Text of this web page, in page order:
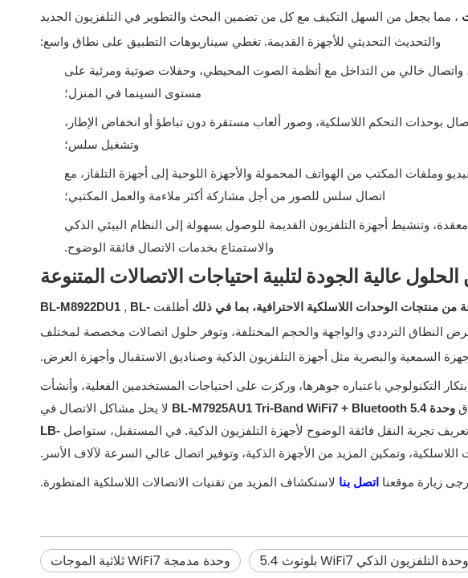
، مما يجعل من السهل التكيف مع كل من تضمين البحث والتطوير في التلفزيون الجديد
والتحديث التحديثي للأجهزة القديمة. تغطي سيناريوهات التطبيق على نطاق واسع:
واتصال خالي من التداخل مع أنظمة الصوت المحيطي، وحفلات صوتية ومرئية على
مستوى السينما في المنزل؛
بوحدات التحكم اللاسلكية، وصور ألعاب مستقرة دون تباطؤ أو انخفاض الإطار،
وتشغيل سلس؛
وملفات المكتب من الهواتف المحمولة والأجهزة اللوحية إلى أجهزة التلفاز، مع
اتصال سلس للصور من أجل مشاركة أكثر ملاءمة والعمل المكتبي؛
وتنشيط أجهزة التلفزيون القديمة للوصول بسهولة إلى النظام البيئي الذكي
والاستمتاع بخدمات الاتصال فائقة الوضوح.
عالية الجودة لتلبية احتياجات الاتصالات المتنوعة
أطلقت BL-M8922DU1 , BL-
النطاق الترددي والواجهة والحجم المختلفة، وتوفر حلول اتصالات مخصصة لمختلف
السمعية والبصرية مثل أجهزة التلفزيون الذكية وصناديق الاستقبال وأجهزة العرض.
التكنولوجي باعتباره جوهرها، وركزت على احتياجات المستخدمين الفعلية، وأنشأت
وحدة BL-M7925AU1 Tri-Band WiFi7 + Bluetooth 5.4
لا يحل مشاكل الاتصال في
تجربة النقل فائقة الوضوح لأجهزة التلفزيون الذكية. في المستقبل، ستواصل LB-
وتمكين المزيد من الأجهزة الذكية، وتوفير اتصال عالي السرعة لآلاف الأسر.
زيارة موقعنا اتصل بنا لاستكشاف المزيد من تقنيات الاتصالات اللاسلكية المتطورة.
وحدة مدمجة WiFi7 ثلاثية الموجات وحدة التلفزيون الذكي WiFi7 بلوتوث 5.4